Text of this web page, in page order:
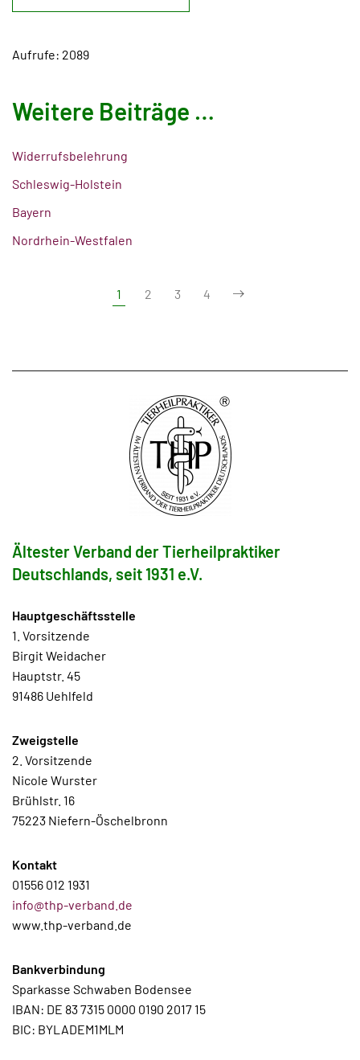
Aufrufe: 2089
Weitere Beiträge …
Widerrufsbelehrung
Schleswig-Holstein
Bayern
Nordrhein-Westfalen
1 2 3 4
Ältester Verband der Tierheilpraktiker
Deutschlands, seit 1931 e.V.
Hauptgeschäftsstelle
1. Vorsitzende
Birgit Weidacher
Hauptstr. 45
91486 Uehlfeld
Zweigstelle
2. Vorsitzende
Nicole Wurster
Brühlstr. 16
75223 Niefern-Öschelbronn
Kontakt
01556 012 1931
info@thp-verband.de
www.thp-verband.de
Bankverbindung
Sparkasse Schwaben Bodensee
IBAN: DE 83 7315 0000 0190 2017 15
BIC: BYLADEM1MLM